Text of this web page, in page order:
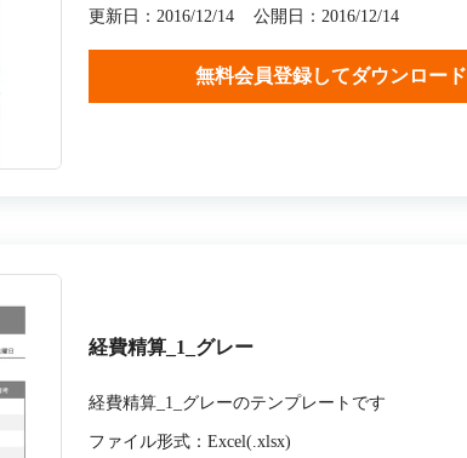
更新日：2016/12/14
公開日：2016/12/14
無料会員登録してダウンロード
経費精算_1_グレー
経費精算_1_グレーのテンプレートです
ファイル形式：Excel(.xlsx)